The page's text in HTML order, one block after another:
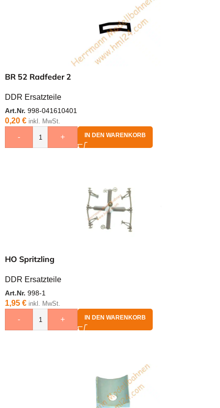
BR 52 Radfeder 2
DDR Ersatzteile
Art.Nr. 998-041610401
0,20 € inkl. MwSt.
- + IN DEN WARENKORB
HO Spritzling
DDR Ersatzteile
Art.Nr. 998-1
1,95 € inkl. MwSt.
- + IN DEN WARENKORB